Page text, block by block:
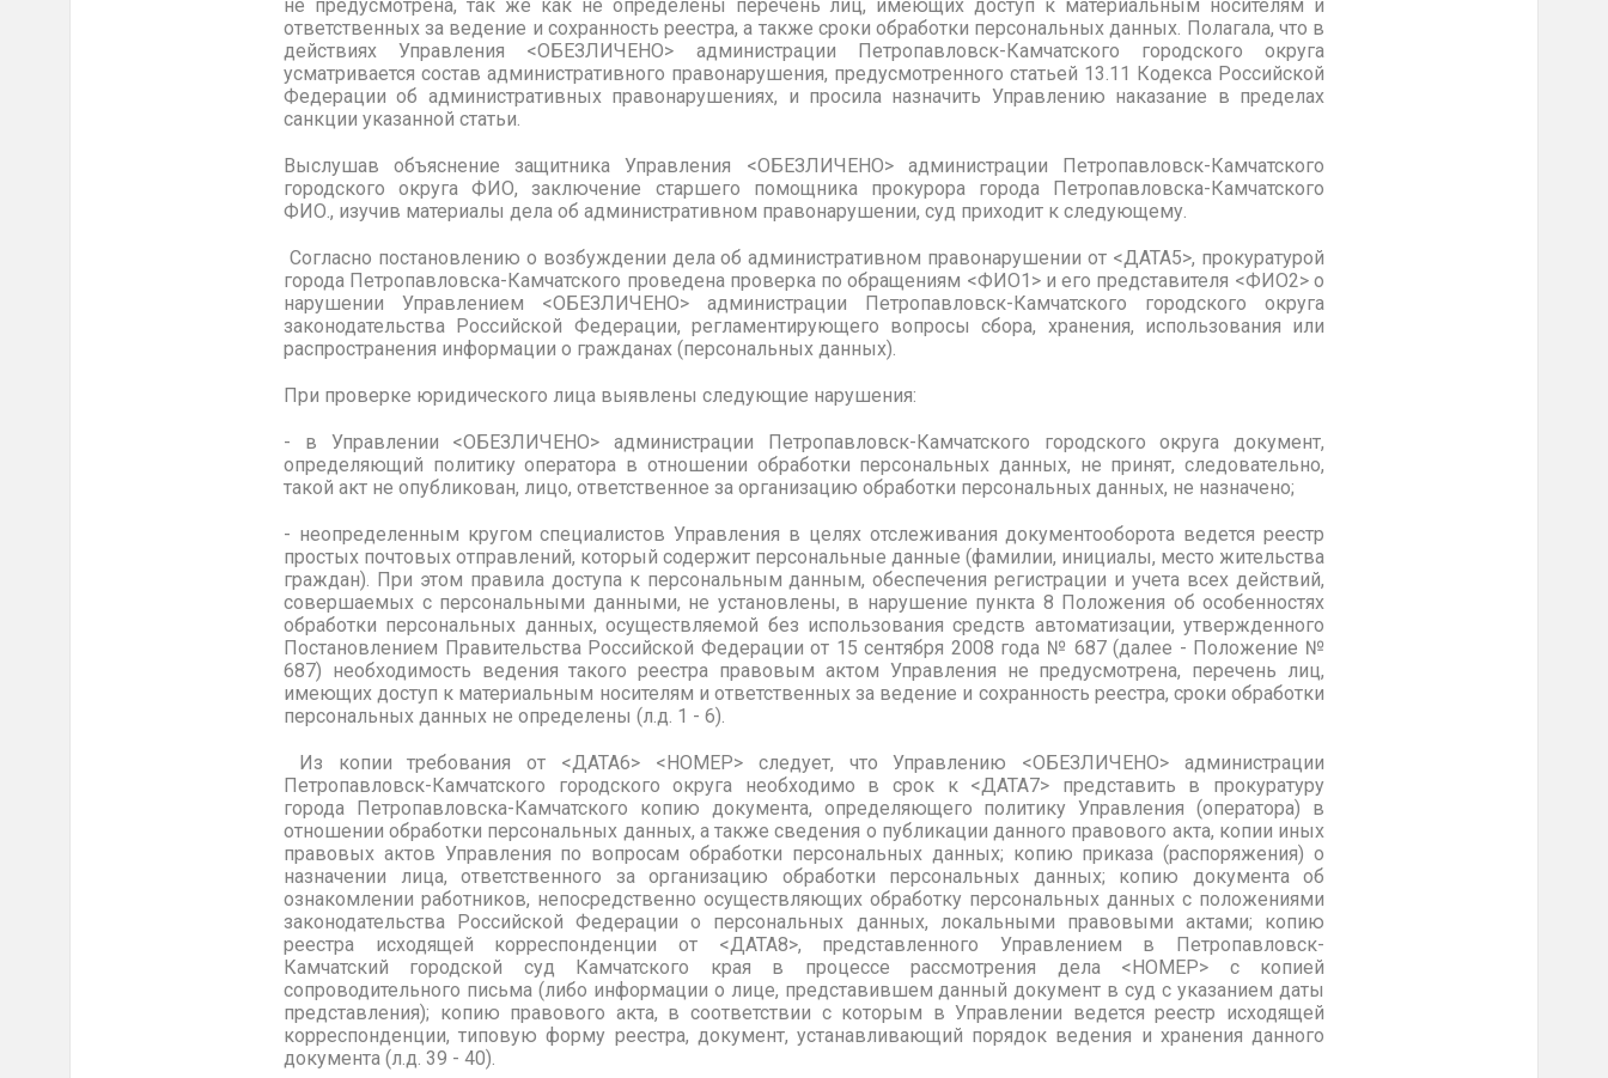
не предусмотрена, так же как не определены перечень лиц, имеющих доступ к материальным носителям и
ответственных за ведение и сохранность реестра, а также сроки обработки персональных данных. Полагала, что в
действиях Управления <ОБЕЗЛИЧЕНО> администрации Петропавловск-Камчатского городского округа
усматривается состав административного правонарушения, предусмотренного статьей 13.11 Кодекса Российской
Федерации об административных правонарушениях, и просила назначить Управлению наказание в пределах
санкции указанной статьи.
Выслушав объяснение защитника Управления <ОБЕЗЛИЧЕНО> администрации Петропавловск-Камчатского
городскогоокруга ФИО, заключение старшего помощника прокурора города Петропавловска-Камчатского
ФИО., изучив материалы дела об административном правонарушении, суд приходит к следующему.
Согласно постановлению о возбуждении дела об административном правонарушении от <ДАТА5>, прокуратурой
города Петропавловска-Камчатского проведена проверка по обращениям <ФИО1> и его представителя <ФИО2> о
нарушении Управлением <ОБЕЗЛИЧЕНО> администрации Петропавловск-Камчатского городского округа
законодательства Российской Федерации, регламентирующего вопросы сбора, хранения, использования или
распространения информации о гражданах (персональных данных).
При проверке юридического лица выявлены следующие нарушения:
- в Управлении <ОБЕЗЛИЧЕНО> администрации Петропавловск-Камчатского городского округа документ,
определяющий политику оператора в отношении обработки персональных данных, не принят, следовательно,
такой акт не опубликован, лицо, ответственное за организацию обработки персональных данных, не назначено;
- неопределенным кругом специалистов Управления в целях отслеживания документооборота ведется реестр
простых почтовых отправлений, который содержит персональные данные (фамилии, инициалы, место жительства
граждан). При этом правила доступа к персональным данным, обеспечения регистрации и учета всех действий,
совершаемых с персональными данными, не установлены, в нарушение пункта 8 Положения об особенностях
обработки персональных данных, осуществляемой без использования средств автоматизации, утвержденного
Постановлением Правительства Российской Федерацииот 15 сентября 2008 года № 687 (далее - Положение №
687) необходимость ведения такого реестра правовым актом Управления не предусмотрена, перечень лиц,
имеющих доступ к материальным носителям и ответственных за ведение и сохранность реестра, сроки обработки
персональных данных не определены (л.д. 1 - 6).
Из копии требования от <ДАТА6> <НОМЕР> следует, что Управлению <ОБЕЗЛИЧЕНО> администрации
Петропавловск-Камчатского городского округа необходимо в срок к <ДАТА7> представить в прокуратуру
города Петропавловска-Камчатского копию документа, определяющего политику Управления (оператора) в
отношении обработки персональных данных, а также сведения о публикации данного правового акта, копии иных
правовых актов Управления по вопросам обработки персональных данных; копию приказа (распоряжения) о
назначении лица, ответственного за организацию обработки персональных данных; копию документа об
ознакомлении работников, непосредственно осуществляющих обработку персональных данных с положениями
законодательства Российской Федерации о персональных данных, локальными правовыми актами; копию
реестра исходящей корреспонденции от <ДАТА8>, представленного Управлением в Петропавловск-
Камчатский городской суд Камчатского края в процессе рассмотрения дела <НОМЕР> с копией
сопроводительного письма (либо информации о лице, представившем данный документ в суд с указанием даты
представления); копию правового акта, в соответствии с которым в Управлении ведется реестр исходящей
корреспонденции, типовую форму реестра, документ, устанавливающий порядок ведения и хранения данного
документа (л.д. 39 - 40).